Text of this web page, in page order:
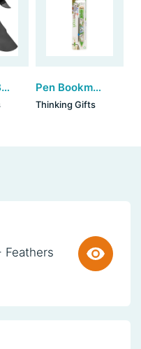
Fish Tales Bookmark - Whale Pen Bookmark - Sloth (set van 6)
Thinking Gifts
Feathers